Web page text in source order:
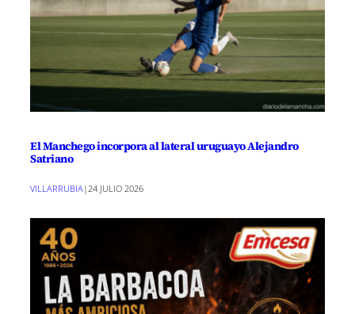
El Manchego incorpora al lateral uruguayo Alejandro
Satriano
VILLARRUBIA|24 JULIO 2026